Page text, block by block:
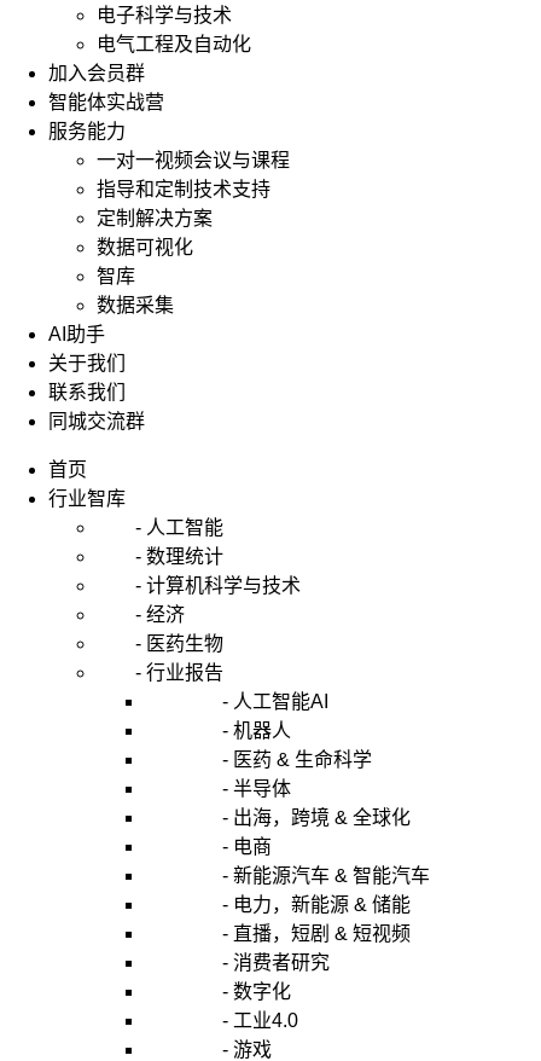
电子科学与技术
电气工程及自动化
加入会员群
智能体实战营
服务能力
一对一视频会议与课程
指导和定制技术支持
定制解决方案
数据可视化
智库
数据采集
AI助手
关于我们
联系我们
同城交流群
首页
行业智库
- 人工智能
- 数理统计
- 计算机科学与技术
- 经济
- 医药生物
- 行业报告
- 人工智能AI
- 机器人
- 医药 & 生命科学
- 半导体
- 出海，跨境 & 全球化
- 电商
- 新能源汽车 & 智能汽车
- 电力，新能源 & 储能
- 直播，短剧 & 短视频
- 消费者研究
- 数字化
- 工业4.0
- 游戏